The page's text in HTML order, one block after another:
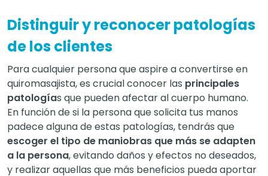
Distinguir y reconocer patologías
de los clientes
Para cualquier persona que aspire a convertirse en
quiromasajista, es crucial conocer las principales
patologías que pueden afectar al cuerpo humano.
En función de si la persona que solicita tus manos
padece alguna de estas patologías, tendrás que
escoger el tipo de maniobras que más se adapten
a la persona, evitando daños y efectos no deseados,
y realizar aquellas que más beneficios pueda aportar